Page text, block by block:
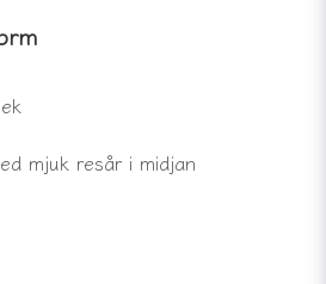
mjuk resår i midjan